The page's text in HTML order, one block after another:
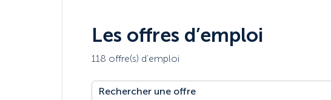
Les offres d’emploi
118 offre(s) d’emploi